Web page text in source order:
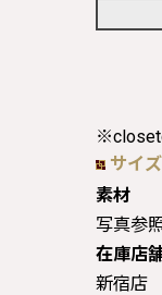
サイ
素材
写真参
在庫店
新宿店